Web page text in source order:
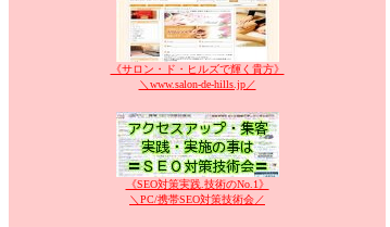
《サロン・ド・ヒルズで輝く貴方》
＼www.salon-de-hills.jp／
《SEO対策実践.技術のNo.1》
＼PC/携帯SEO対策技術会／